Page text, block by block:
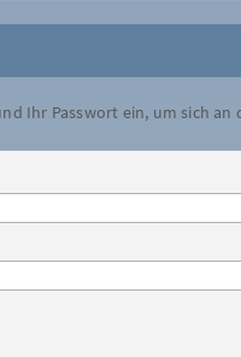
Ihr Passwort ein, um sich an